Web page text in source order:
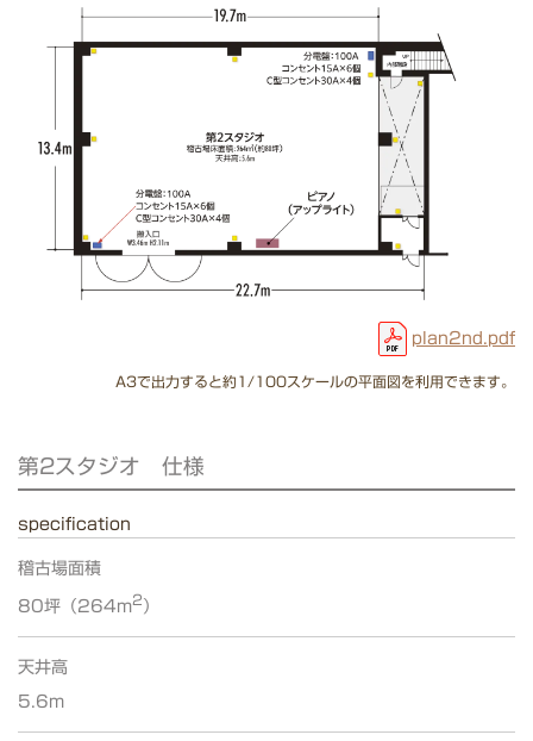
plan2nd.pdf
A3で出力すると約1/100スケールの平面図を利用できます。
第2スタジオ 仕様
specification
稽古場面積
80坪（264m2 ）
天井高
5.6m